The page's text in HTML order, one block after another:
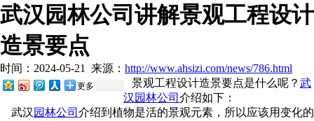
武汉园林公司讲解景观工程设计
造景要点
时间：2024-05-21 来源： http://www.ahsizi.com/news/786.html
更多 景观工程设计造景要点是什么呢？ 武
汉园林公司 介绍如下：
武汉 园林公司 介绍到植物是活的景观元素，所以应该用变化的